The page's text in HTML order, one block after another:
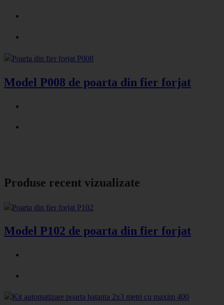
Model P008 de poarta din fier forjat
Produse recent vizualizate
Model P102 de poarta din fier forjat